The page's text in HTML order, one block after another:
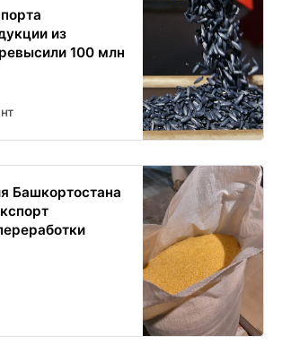
из
100 млн
Башкортостана